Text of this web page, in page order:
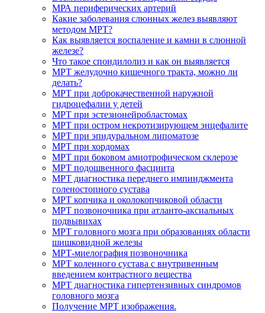
МРА периферических артерий
Какие заболевания слюнных желез выявляют
методом МРТ?
Как выявляется воспаление и камни в слюнной
железе?
Что такое спондилолиз и как он выявляется
МРТ желудочно кишечного тракта, можно ли
делать?
МРТ при доброкачественной наружной
гидроцефалии у детей
МРТ при эстезионейробластомах
МРТ при остром некротизирующем энцефалите
МРТ при эпидуральном липоматозе
МРТ при хордомах
МРТ при боковом амиотрофическом склерозе
МРТ подошвенного фасциита
МРТ диагностика переднего импинджмента
голеностопного сустава
МРТ копчика и околокопчиковой области
МРТ позвоночника при атланто-аксиальных
подвывихах
МРТ головного мозга при образованиях области
шишковидной железы
МРТ-миелография позвоночника
МРТ коленного сустава с внутривенным
введением контрастного вещества
МРТ диагностика гипертензивных синдромов
головного мозга
Получение МРТ изображения.